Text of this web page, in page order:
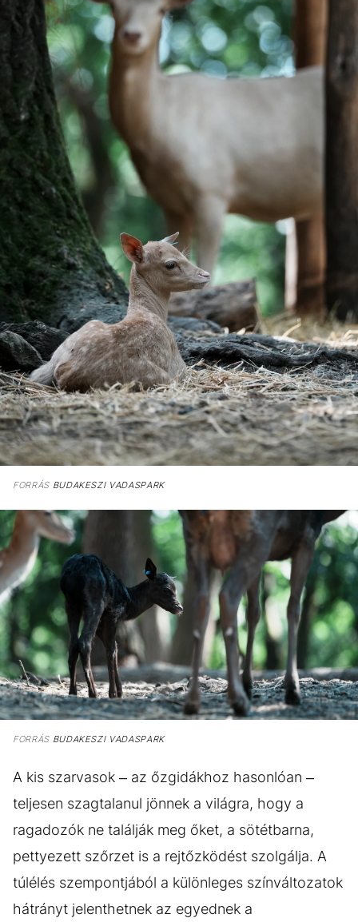
FORRÁSBUDAKESZI VADASPARK
FORRÁSBUDAKESZI VADASPARK
A kis szarvasok – az őzgidákhoz hasonlóan –
teljesen szagtalanul jönnek a világra, hogy a
ragadozók ne találják meg őket, a sötétbarna,
pettyezett szőrzet is a rejtőzködést szolgálja. A
túlélés szempontjából a különleges színváltozatok
hátrányt jelenthetnek az egyednek a